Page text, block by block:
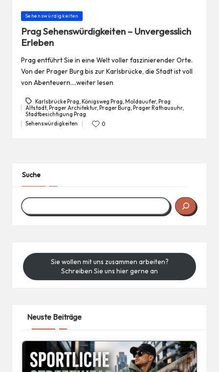
Posted
Sehenswürdigkeiten
Prag Sehenswürdigkeiten – Unvergesslich
Erleben
Prag entführt Sie in eine Welt voller faszinierender Orte.
Von der Prager Burg bis zur Karlsbrücke, die Stadt ist voll
von Abenteuern.…weiter lesen
Tags:
Karlsbrücke Prag Königsweg Prag Moldauufer, Prag
Altstadt, Prager Architektur, Prager Burg Prager Rathausuhr,
Stadtbesichtigung Prag
Posted
Sehenswürdigkeiten 0
Suche
Sie wollen mit uns zusammen arbeiten?
Schreiben Sie uns hier gerne an
Neuste Beiträge